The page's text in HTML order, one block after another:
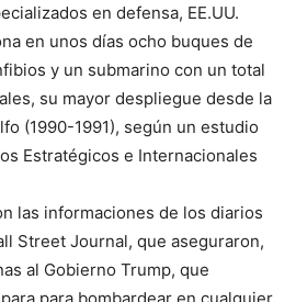
en defensa, EE.UU.
en unos días ocho buques de
y un submarino con un total
su mayor despliegue desde la
(1990-1991), según un estudio
Estratégicos e Internacionales
las informaciones de los diarios
Street Journal, que aseguraron,
al Gobierno Trump, que
para bombardear en cualquier